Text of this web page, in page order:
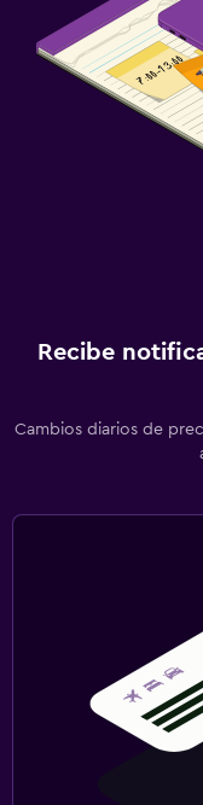
Recibe
Cambios diarios de